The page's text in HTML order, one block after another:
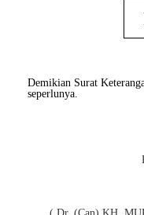
Demikian Surat
seperlunya.